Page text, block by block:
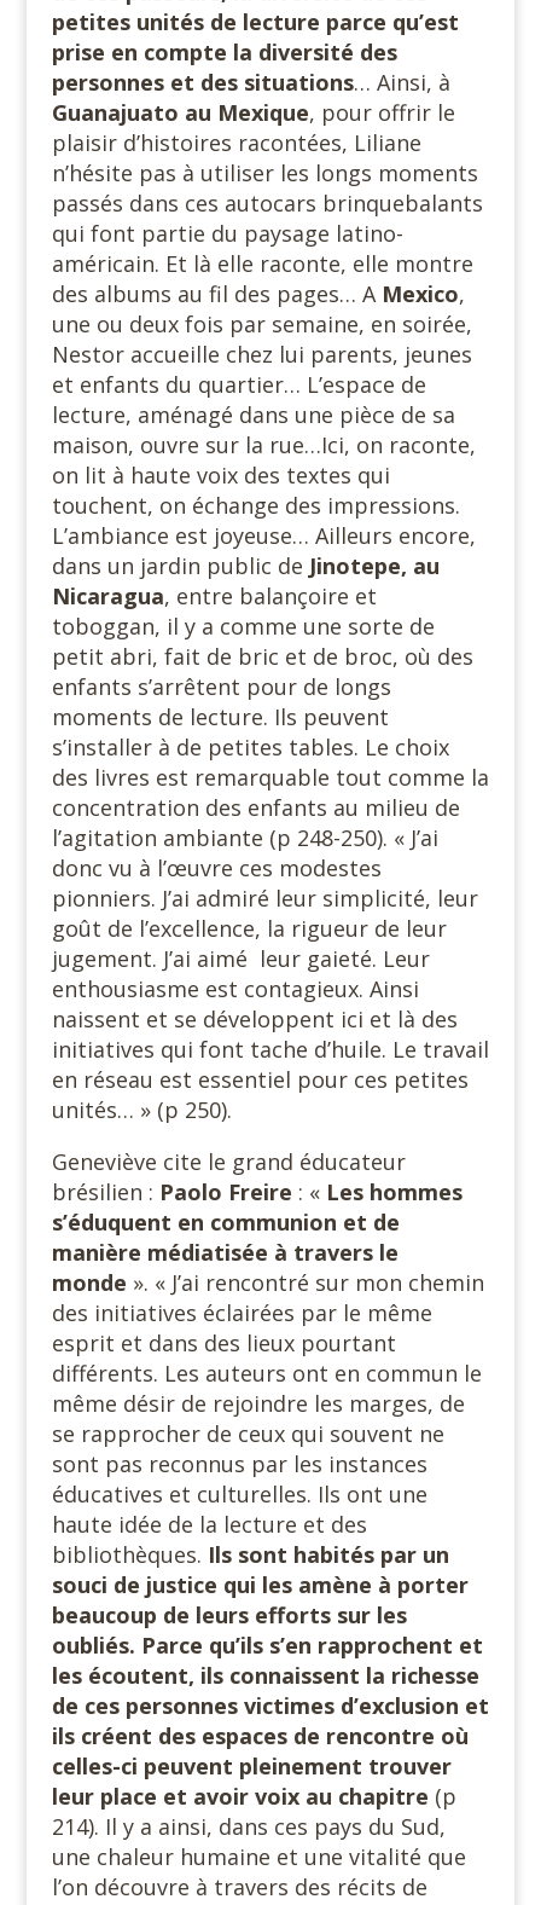
petites unités de lecture parce qu’est
prise en compte la diversité des
personnes et des situations… Ainsi, à
Guanajuato au Mexique, pour offrir le
plaisir d’histoires racontées, Liliane
n’hésite pas à utiliser les longs moments
passés dans ces autocars brinquebalants
qui font partie du paysage latino-
américain. Et là elle raconte, elle montre
des albums au fil des pages… A Mexico,
une ou deux fois par semaine, en soirée,
Nestor accueille chez lui parents, jeunes
et enfants du quartier… L’espace de
lecture, aménagé dans une pièce de sa
maison, ouvre sur la rue…Ici, on raconte,
on lit à haute voix des textes qui
touchent, on échange des impressions.
L’ambiance est joyeuse… Ailleurs encore,
dans un jardin public de Jinotepe, au
Nicaragua, entre balançoire et
toboggan, il y a comme une sorte de
petit abri, fait de bric et de broc, où des
enfants s’arrêtent pour de longs
moments de lecture. Ils peuvent
s’installer à de petites tables. Le choix
des livres est remarquable tout comme la
concentration des enfants au milieu de
l’agitation ambiante (p 248-250). « J’ai
donc vu à l’œuvre ces modestes
pionniers. J’ai admiré leur simplicité, leur
goût de l’excellence, la rigueur de leur
jugement. J’ai aimé leur gaieté. Leur
enthousiasme est contagieux. Ainsi
naissent et se développent ici et là des
initiatives qui font tache d’huile. Le travail
en réseau est essentiel pour ces petites
unités… » (p 250).
Geneviève cite le grand éducateur
brésilien : Paolo Freire : « Les hommes
s’éduquent en communion et de
manière médiatisée à travers le
monde ». « J’ai rencontré sur mon chemin
des initiatives éclairées par le même
esprit et dans des lieux pourtant
différents. Les auteurs ont en commun le
même désir de rejoindre les marges, de
se rapprocher de ceux qui souvent ne
sont pas reconnus par les instances
éducatives et culturelles. Ils ont une
haute idée de la lecture et des
bibliothèques. Ils sont habités par un
souci de justice qui les amène à porter
beaucoup de leurs efforts sur les
oubliés. Parce qu’ils s’en rapprochent et
les écoutent, ils connaissent la richesse
de ces personnes victimes d’exclusion et
ils créent des espaces de rencontre où
celles-ci peuvent pleinement trouver
leur place et avoir voix au chapitre (p
214). Il y a ainsi, dans ces pays du Sud,
une chaleur humaine et une vitalité que
l’on découvre à travers des récits de